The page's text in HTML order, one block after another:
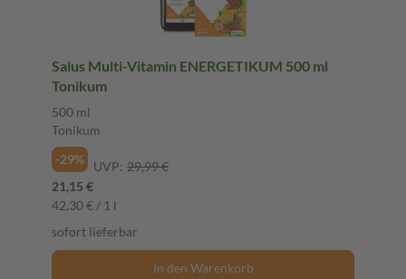
Salus Multi-Vitamin ENERGETIKUM 500 ml
Tonikum
500 ml
Tonikum
-29%
UVP: 29,99 €
21,15 €
42,30 € / 1 l
sofort lieferbar
In den Warenkorb